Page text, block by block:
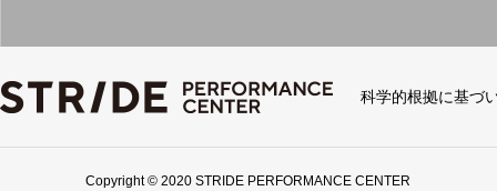
科学的根拠に基づ
Copyright © 2020 STRIDE PERFORMANCE CENTER